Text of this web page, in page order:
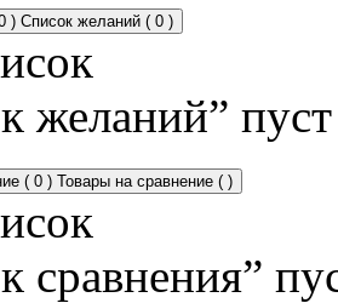
) Список желаний ( 0 )
желаний” пуст
( 0 ) Товары на сравнение ( )
сравнения”